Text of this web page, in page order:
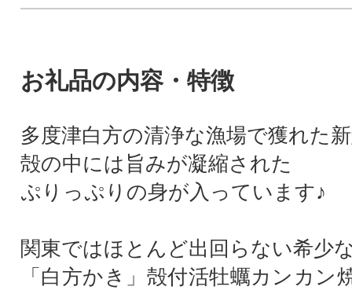
お礼品の内容・特徴
多度津白方の清浄な漁場で獲れた
殻の中には旨みが凝縮された
ぷりっぷりの身が入っています♪
関東ではほとんど出回らない希少
「白方かき」殻付活牡蠣カンカン